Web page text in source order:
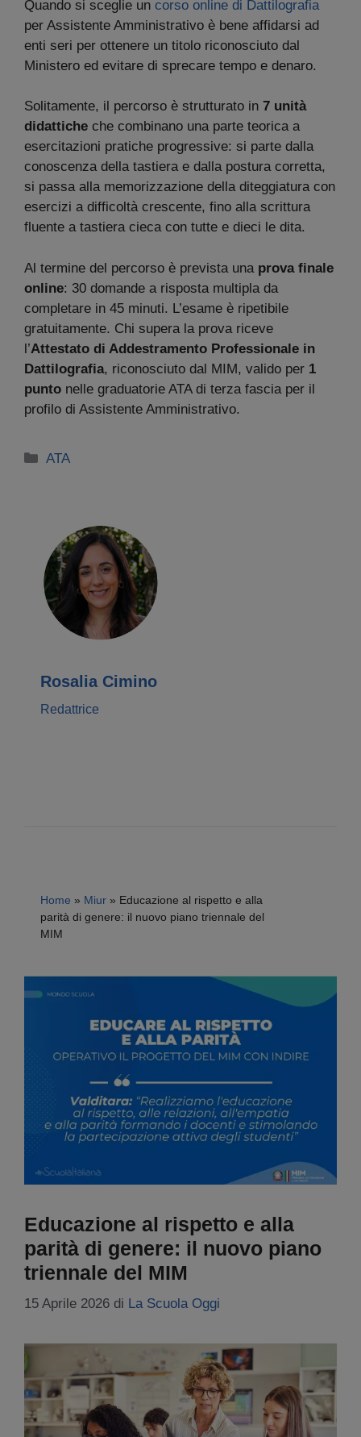
Quando si sceglie un corso online di Dattilografia
per Assistente Amministrativo è bene affidarsi ad
enti seri per ottenere un titolo riconosciuto dal
Ministero ed evitare di sprecare tempo e denaro.
Solitamente, il percorso è strutturato in 7 unità
didattiche che combinano una parte teorica a
esercitazioni pratiche progressive: si parte dalla
conoscenza della tastiera e dalla postura corretta,
si passa alla memorizzazione della diteggiatura con
esercizi a difficoltà crescente, fino alla scrittura
fluente a tastiera cieca con tutte e dieci le dita.
Al termine del percorso è prevista una prova finale
online: 30 domande a risposta multipla da
completare in 45 minuti. L’esame è ripetibile
gratuitamente. Chi supera la prova riceve
l’Attestato di Addestramento Professionale in
Dattilografia, riconosciuto dal MIM, valido per 1
punto nelle graduatorie ATA di terza fascia per il
profilo di Assistente Amministrativo.
Categorie
ATA
Rosalia Cimino
Redattrice
Home » Miur » Educazione al rispetto e alla
parità di genere: il nuovo piano triennale del
MIM
Educazione al rispetto e alla
parità di genere: il nuovo piano
triennale del MIM
15 Aprile 2026 di La Scuola Oggi